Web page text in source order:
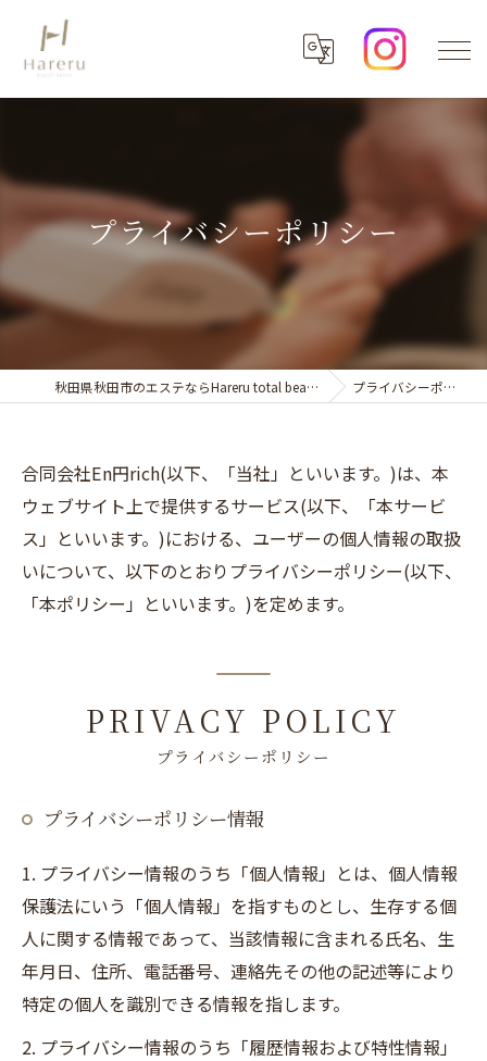
プライバシーポリシー
秋田県秋田市のエステならHareru total beauty salon プライバシーポリシー
合同会社En円rich(以下、「当社」といいます。)は、本
ウェブサイト上で提供するサービス(以下、「本サービ
ス」といいます。)における、ユーザーの個人情報の取扱
いについて、以下のとおりプライバシーポリシー(以下、
「本ポリシー」といいます。)を定めます。
プライバシーポリシー
PRIVACY POLICY
プライバシーポリシー情報
1. プライバシー情報のうち「個人情報」とは、個人情報
保護法にいう「個人情報」を指すものとし、生存する個
人に関する情報であって、当該情報に含まれる氏名、生
年月日、住所、電話番号、連絡先その他の記述等により
特定の個人を識別できる情報を指します。
2. プライバシー情報のうち「履歴情報および特性情報」